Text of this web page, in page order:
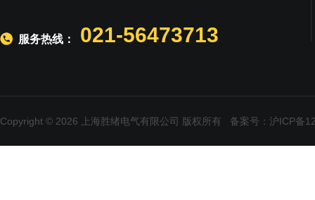
服务热线： 021-56473713
Copyright © 2026 上海胜绪电气有限公司 版权所有 备案号：沪ICP备